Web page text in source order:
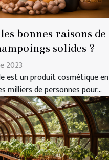
bonnes raisons de
solides ?
2023
est un produit cosmétique en
milliers de personnes pour...